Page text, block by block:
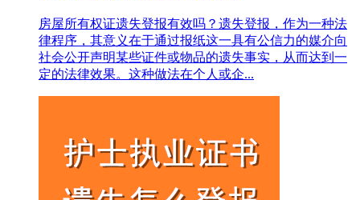
房屋所有权证遗失登报有效吗？遗失登报，作为一种法
律程序，其意义在于通过报纸这一具有公信力的媒介向
社会公开声明某些证件或物品的遗失事实，从而达到一
定的法律效果。这种做法在个人或企...